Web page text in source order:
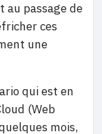
au passage de
ces
une
qui est en
(Web
mois,